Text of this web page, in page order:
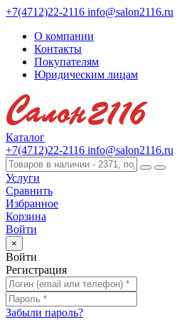
+7(4712)22-2116 info@salon2116.ru
О компании
Контакты
Покупателям
Юридическим лицам
Каталог
+7(4712)22-2116 info@salon2116.ru
Услуги
Сравнить
Избранное
Корзина
Войти
×
Войти
Регистрация
Забыли пароль?